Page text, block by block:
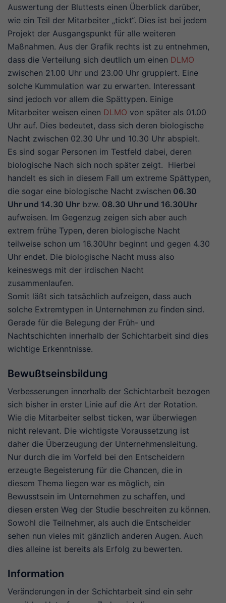
Auswertung der Bluttests einen Überblick darüber,
wie ein Teil der Mitarbeiter „tickt“. Dies ist bei jedem
Projekt der Ausgangspunkt für alle weiteren
Maßnahmen. Aus der Grafik rechts ist zu entnehmen,
dass die Verteilung sich deutlich um einen DLMO
zwischen 21.00 Uhr und 23.00 Uhr gruppiert. Eine
solche Kummulation war zu erwarten. Interessant
sind jedoch vor allem die Spättypen. Einige
Mitarbeiter weisen einen DLMO von später als 01.00
Uhr auf. Dies bedeutet, dass sich deren biologische
Nacht zwischen 02.30 Uhr und 10.30 Uhr abspielt.
Es sind sogar Personen im Testfeld dabei, deren
biologische Nach sich noch später zeigt. Hierbei
handelt es sich in diesem Fall um extreme Spättypen,
die sogar eine biologische Nacht zwischen 06.30
Uhr und 14.30 Uhr bzw. 08.30 Uhr und 16.30Uhr
aufweisen. Im Gegenzug zeigen sich aber auch
extrem frühe Typen, deren biologische Nacht
teilweise schon um 16.30Uhr beginnt und gegen 4.30
Uhr endet. Die biologische Nacht muss also
keineswegs mit der irdischen Nacht
zusammenlaufen.
Somit läßt sich tatsächlich aufzeigen, dass auch
solche Extremtypen in Unternehmen zu finden sind.
Gerade für die Belegung der Früh- und
Nachtschichten innerhalb der Schichtarbeit sind dies
wichtige Erkenntnisse.
Bewußtseinsbildung
Verbesserungen innerhalb der Schichtarbeit bezogen
sich bisher in erster Linie auf die Art der Rotation.
Wie die Mitarbeiter selbst ticken, war überwiegen
nicht relevant. Die wichtigste Voraussetzung ist
daher die Überzeugung der Unternehmensleitung.
Nur durch die im Vorfeld bei den Entscheidern
erzeugte Begeisterung für die Chancen, die in
diesem Thema liegen war es möglich, ein
Bewusstsein im Unternehmen zu schaffen, und
diesen ersten Weg der Studie beschreiten zu können.
Sowohl die Teilnehmer, als auch die Entscheider
sehen nun vieles mit gänzlich anderen Augen. Auch
dies alleine ist bereits als Erfolg zu bewerten.
Information
Veränderungen in der Schichtarbeit sind ein sehr